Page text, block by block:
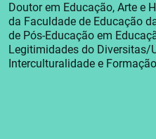
Doutor em Educação, Arte e
da Faculdade de Educação
de Pós-Educação em
Legitimidades do Diversitas/
Interculturalidade e